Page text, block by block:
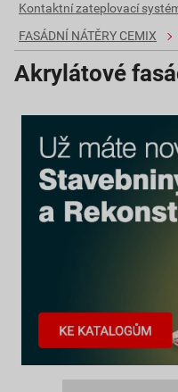
Kontaktní zateplovací
FASÁDNÍ NÁTĚRY CEMIX
Akrylátové